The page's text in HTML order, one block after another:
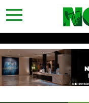
toggle
navigation